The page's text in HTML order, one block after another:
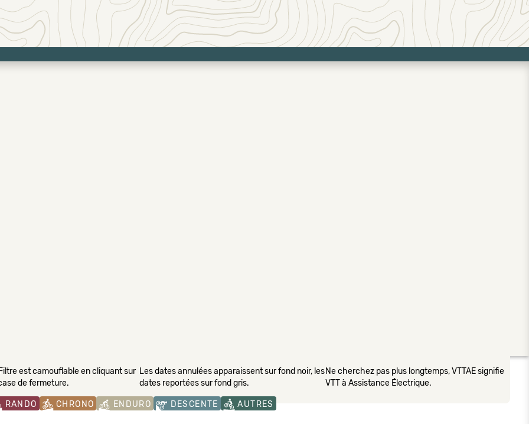
est camouflable en cliquant sur
de fermeture.
Les dates annulées apparaissent sur fond noir, les
dates reportées sur fond gris.
Ne cherchez pas plus longtemps, VTTAE signifie
VTT à Assistance Électrique.
RANDO CHRONO ENDURO DESCENTE AUTRES